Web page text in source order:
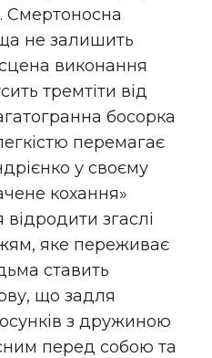
Смертоносна
не залишить
виконання
тремтіти від
босорка
перемагає
у своєму
кохання»
згаслі
яке переживає
ставить
що задля
з дружиною
перед собою та